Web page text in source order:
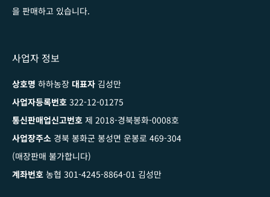
을 판매하고 있습니다.
사업자 정보
상호명 하하농장 대표자 김성만
사업자등록번호 322-12-01275
통신판매업신고번호 제 2018-경북봉화-0008호
사업장주소 경북 봉화군 봉성면 운봉로 469-304
(매장판매 불가합니다)
계좌번호 농협 301-4245-8864-01 김성만